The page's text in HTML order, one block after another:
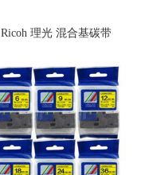
Ricoh 理光 混合基碳带